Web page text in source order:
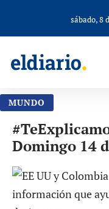
sábado, 8
MUNDO
Domingo 14